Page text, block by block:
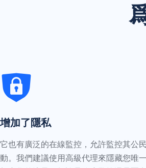
增加了隱私
它也有廣泛的在線監控，允許監控其公
動。我們建議使用高級代理來隱藏您唯